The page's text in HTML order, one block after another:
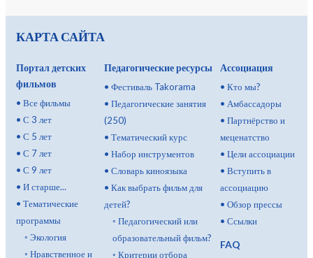
КАРТА САЙТА
Портал детских
фильмов
• Все фильмы
• С 3 лет
• С 5 лет
• С 7 лет
• С 9 лет
• И старше...
• Тематические
программы
◦ Экология
◦ Нравственное и
Педагогические ресурсы
• Фестиваль Takorama
• Педагогические занятия
(250)
• Тематический курс
• Набор инструментов
• Словарь киноязыка
• Как выбрать фильм для
детей?
◦ Педагогический или
образовательный фильм?
◦ Критерии отбора
Ассоциация
•Кто мы?
• Амбассадоры
•Партнёрство и
меценатство
•Цели ассоциации
•Вступить в
ассоциацию
•Обзор прессы
•Ссылки
FAQ